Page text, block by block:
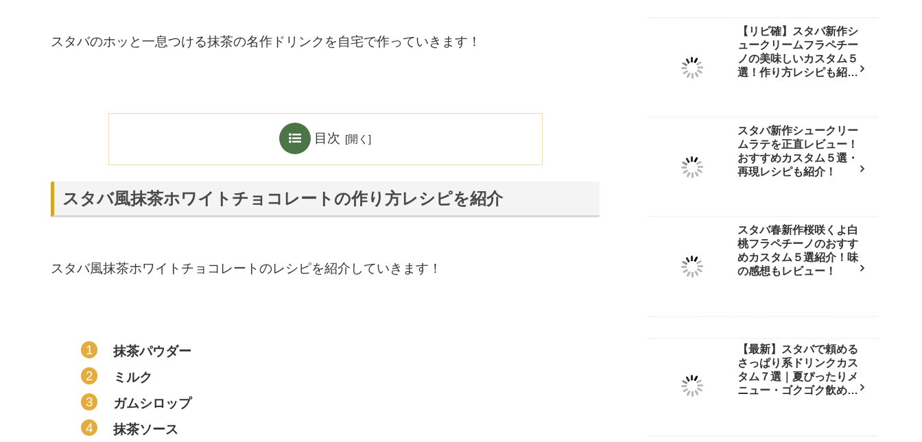
スタバのホッと一息つける抹茶の名作ドリンクを自宅で作っていきます！
目次
スタバ風抹茶ホワイトチョコレートの作り方レシピを紹介
スタバ風抹茶ホワイトチョコレートのレシピを紹介していきます！
抹茶パウダー
ミルク
ガムシロップ
抹茶ソース
【リピ確】スタバ新作シ
ュークリームフラペチー
ノの美味しいカスタム５
選！作り方レシピも紹
スタバ新作シュークリー
ムラテを正直レビュー！
おすすめカスタム５選・
再現レシピも紹介！
スタバ春新作桜咲くよ白
桃フラペチーノのおすす
めカスタム５選紹介！味
の感想もレビュー！
【最新】スタバで頼める
さっぱり系ドリンクカス
タム７選｜夏ぴったりメ
ニュー・ゴクゴク飲める